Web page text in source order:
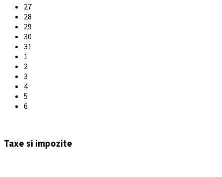
27
28
29
30
31
1
2
3
4
5
6
calendar
Taxe si impozite